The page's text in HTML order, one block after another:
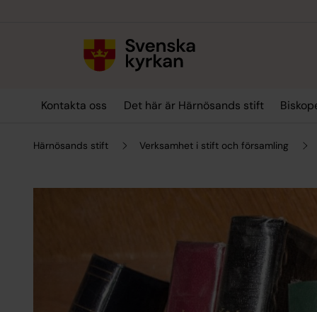
Kontakta oss Det här är Härnösands stift
Härnösands stift Verksamhet i stift och församling